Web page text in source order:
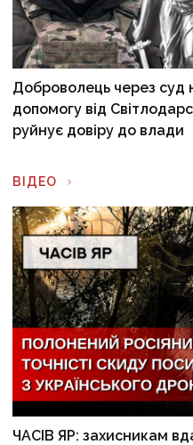
Доброволець через суд
допомогу від
руйнує довіру до влади
ВІДЕО
ЧАСІВ ЯР: захисникам